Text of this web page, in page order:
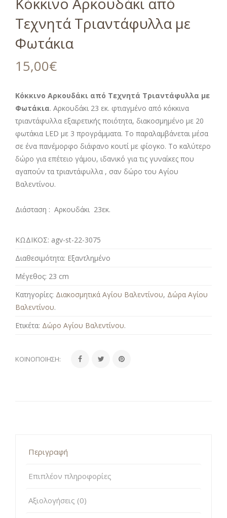
Τεχνητά Τριαντάφυλλα με
Φωτάκια
15,00€
Κόκκινο Αρκουδάκι από Τεχνητά Τριαντάφυλλα με
Φωτάκια. Αρκουδάκι 23 εκ. φτιαγμένο από κόκκινα
τριαντάφυλλα εξαιρετικής ποιότητα, διακοσμημένο με 20
φωτάκια LED με 3 προγράμματα. Το παραλαμβάνεται μέσα
σε ένα πανέμορφο διάφανο κουτί με φίογκο. Το καλύτερο
δώρο για επέτειο γάμου, ιδανικό για τις γυναίκες που
αγαπούν τα τριαντάφυλλα , σαν δώρο του Αγίου
Βαλεντίνου.
Διάσταση : Αρκουδάκι 23εκ.
ΚΩΔΙΚΟΣ: agv-st-22-3075
Διαθεσιμότητα: Εξαντλημένο
Μέγεθος: 23 cm
Κατηγορίες: Διακοσμητικά Αγίου Βαλεντίνου, Δώρα Αγίου
Βαλεντίνου.
Ετικέτα: Δώρο Αγίου Βαλεντίνου.
ΚΟΙΝΟΠΟΊΗΣΗ:
Περιγραφή
Επιπλέον πληροφορίες
Αξιολογήσεις (0)